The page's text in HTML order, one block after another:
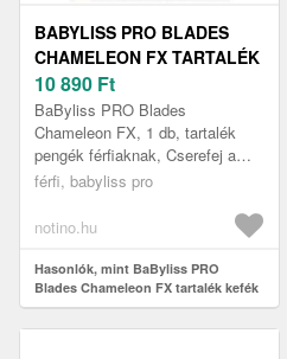
BABYLISS PRO BLADES
CHAMELEON FX TARTALÉK
KEFÉK 1 DB
10 890 Ft
BaByliss PRO Blades
Chameleon FX, 1 db, tartalék
pengék férfiaknak, Cserefej a
szakáll precíz és sima
minden vágás teljese...
férfi, babyliss pro
notino.hu
Hasonlók, mint BaByliss PRO
Blades Chameleon FX tartalék kefék
1 db